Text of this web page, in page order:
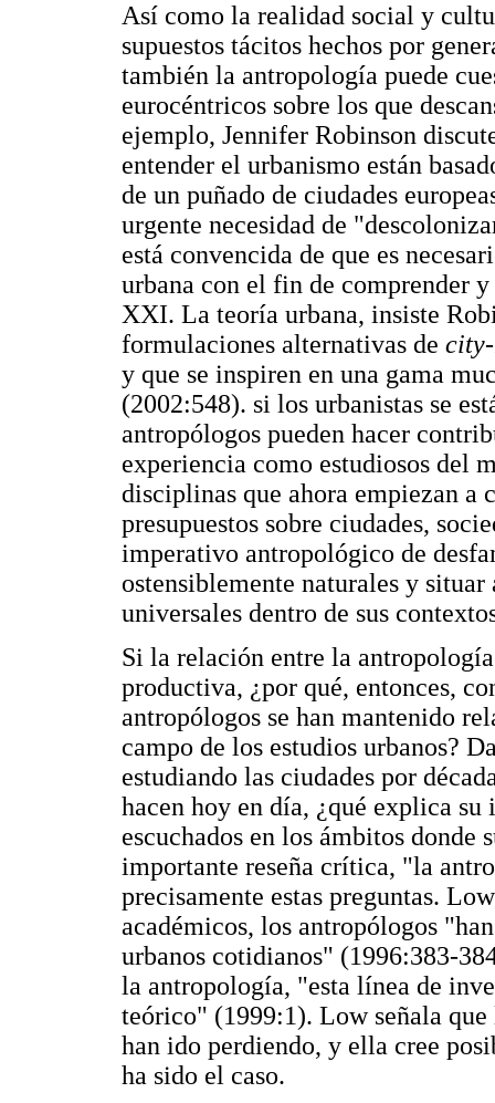
Así como la realidad social y
supuestos tácitos hechos por
también la antropología puede
eurocéntricos sobre los que
ejemplo, Jennifer Robinson
entender el urbanismo están
de un puñado de ciudades
urgente necesidad de
está convencida de que es
urbana con el fin de comprender
XXI. La teoría urbana, insiste
formulaciones alternativas de
y que se inspiren en una gama
(2002:548). si los urbanistas se
antropólogos pueden hacer
experiencia como estudiosos del
disciplinas que ahora empiezan a
presupuestos sobre ciudades,
imperativo antropológico de
ostensiblemente naturales y situar
universales dentro de sus
Si la relación entre la
productiva, ¿por qué, entonces,
antropólogos se han mantenido
campo de los estudios urbanos?
estudiando las ciudades por
hacen hoy en día, ¿qué explica
escuchados en los ámbitos donde
importante reseña crítica, "la
precisamente estas preguntas.
académicos, los antropólogos
urbanos cotidianos" (1996:383-
la antropología, "esta línea de
teórico" (1999:1). Low señala
han ido perdiendo, y ella cree
ha sido el caso.